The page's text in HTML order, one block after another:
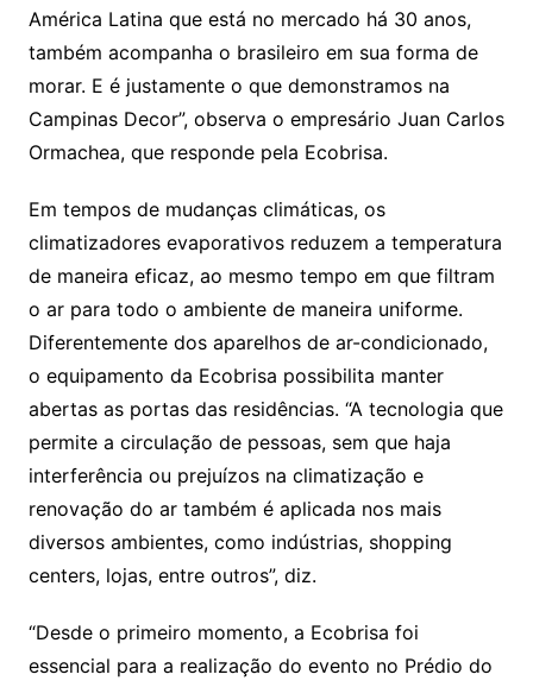
América Latina que está no mercado há 30 anos,
também acompanha o brasileiro em sua forma de
morar. E é justamente o que demonstramos na
Campinas Decor”, observa o empresário Juan Carlos
Ormachea, que responde pela Ecobrisa.
Em tempos de mudanças climáticas, os
climatizadores evaporativos reduzem a temperatura
de maneira eficaz, ao mesmo tempo em que filtram
o ar para todo o ambiente de maneira uniforme.
Diferentemente dos aparelhos de ar-condicionado,
o equipamento da Ecobrisa possibilita manter
abertas as portas das residências. “A tecnologia que
permite a circulação de pessoas, sem que haja
interferência ou prejuízos na climatização e
renovação do ar também é aplicada nos mais
diversos ambientes, como indústrias, shopping
centers, lojas, entre outros”, diz.
“Desde o primeiro momento, a Ecobrisa foi
essencial para a realização do evento no Prédio do